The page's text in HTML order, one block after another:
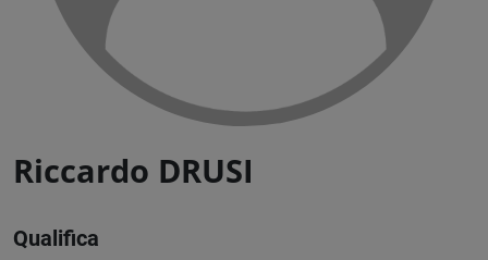
Riccardo DRUSI
Qualifica